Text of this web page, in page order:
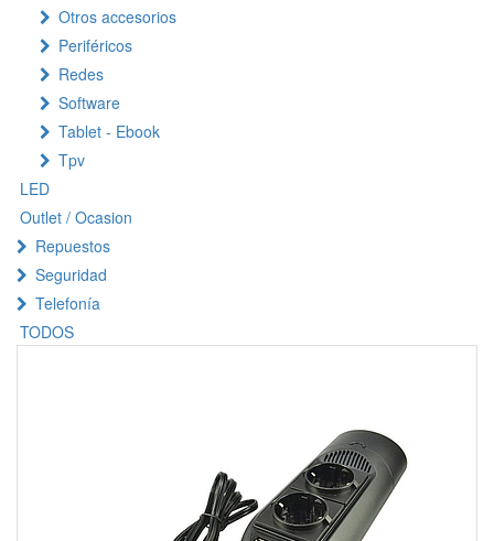
Otros accesorios
Periféricos
Redes
Software
Tablet - Ebook
Tpv
LED
Outlet / Ocasion
Repuestos
Seguridad
Telefonía
TODOS